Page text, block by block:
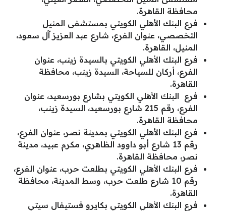
محافظة القاهرة.
فرع البنك الأهلي الكويتي بمستشفى المنيل
التخصصي، عنوان الفرع، شارع عبد العزيز آل سعود،
المنيل، القاهرة.
فرع البنك الأهلي الكويتي بالسيدة زينب، عنوان
الفرع، أركان للسياحة، السيدة زينب، محافظة
القاهرة.
فرع البنك الأهلي الكويتي بشارع بورسعيد، عنوان
الفرع، رقم 215 شارع بورسعيد، السيدة زينب،
محافظة القاهرة.
فرع البنك الأهلي الكويتي بمدينة نصر، عنوان الفرع،
رقم 13 شارع أبو داوود الظاهري، مكرم عبيد، مدينة
نصر، محافظة القاهرة.
فرع البنك الأهلي الكويتي بطلعت حرب، عنوان الفرع،
رقم 10 شارع طلعت حرب، وسط المدينة، محافظة
القاهرة.
فرع البنك الأهلي الكويتي بكايرو فستيفال سيتي